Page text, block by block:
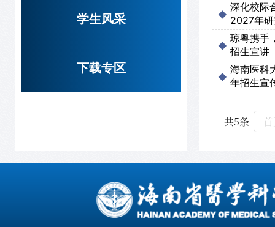
学生风采
下载专区
深化校际
2027年
琼粤携手
招生宣讲
海南医科
年招生宣
共5条